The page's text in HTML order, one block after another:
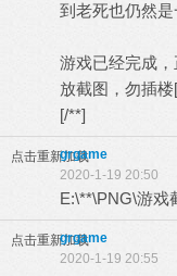
到老死也仍然
游戏已经完成
放截图，勿插楼
[/**]
点击重新加载
grgame
2020-1-19 20:50
E:\**\PNG\游戏
点击重新加载
grgame
2020-1-19 20:55